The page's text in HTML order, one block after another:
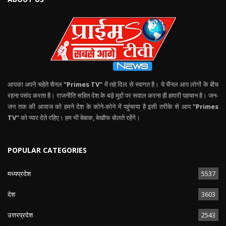
आपका अपने चहेते चैनल "Primes TV" में तहे दिल से स्वागत है। ये चैनल आप लोगों के बीच
रहना पसंद करता है। राजनीति सहित देश के बड़े मुद्दों पर सवाल करना ही हमारी पहचान है। जन-
जन तक की आवाज को हमने देश के कोने-कोने में पहुंचाया है इसी तरीके से आप "Primes
TV"को प्यार देते रहिए। हम भी बेबाक, बेखौफ बोलते रहेंगे।
POPULAR CATEGORIES
मध्यप्रदेश 5537
देश 3603
उत्तरप्रदेश 2543